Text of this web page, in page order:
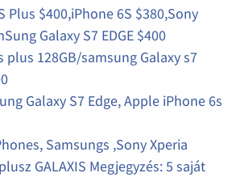
Plus $400,iPhone 6S $380,Sony
Galaxy S7 EDGE $400
plus 128GB/samsung Galaxy s7
Galaxy S7 Edge, Apple iPhone 6s
Samsungs ,Sony Xperia
GALAXIS Megjegyzés: 5 saját